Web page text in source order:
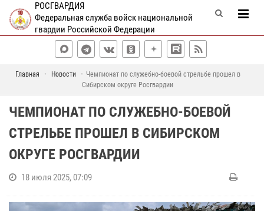
РОСГВАРДИЯ
Федеральная служба войск национальной
гвардии Российской Федерации
Главная Новости
Чемпионат по служебно-боевой стрельбе прошел в
Сибирском округе Росгвардии
ЧЕМПИОНАТ ПО СЛУЖЕБНО-БОЕВОЙ
СТРЕЛЬБЕ ПРОШЕЛ В СИБИРСКОМ
ОКРУГЕ РОСГВАРДИИ
18 июля 2025, 07:09